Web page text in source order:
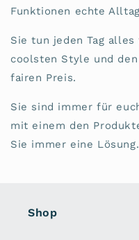
Funktionen echte
Sie tun jeden Tag
coolsten Style und
fairen Preis.
Sie sind immer für
mit einem den
Sie immer eine Lösung.
Shop